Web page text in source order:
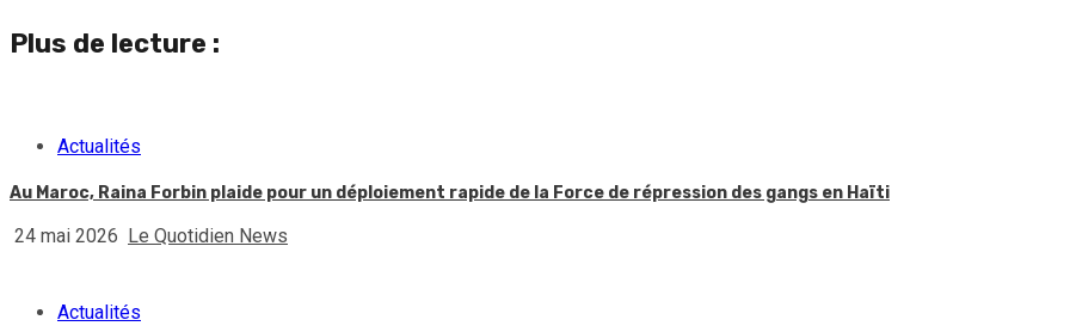
Plus de lecture :
Actualités
Au Maroc, Raina Forbin plaide pour un déploiement rapide de la Force de répression des gangs en Haïti
24 mai 2026 Le Quotidien News
Actualités